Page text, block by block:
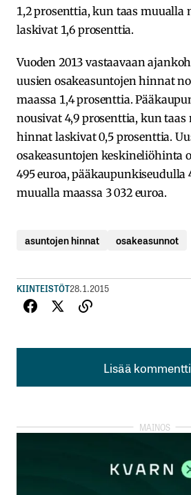
1,2 prosenttia, kun taas muualla
laskivat 1,6 prosenttia.
Vuoden 2013 vastaavaan
uusien osakeasuntojen hinnat
maassa 1,4 prosenttia.
nousivat 4,9 prosenttia, kun taas
hinnat laskivat 0,5 prosenttia.
osakeasuntojen keskineliöhinta
495 euroa, pääkaupunkiseudulla
muualla maassa 3 032 euroa.
asuntojen hinnat osakeasunnot
KIINTEISTÖT28.1.2015
Lisää kommentti
Lisää kommentti
rekisteröityä